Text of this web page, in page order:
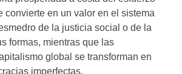
convierte en un valor en el sistema
de la justicia social o de la
formas, mientras que las
global se transforman en
imperfectas.